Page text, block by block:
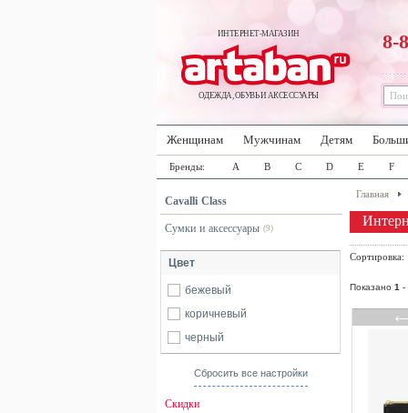
ИНТЕРНЕТ-МАГАЗИН
ОДЕЖДА, ОБУВЬ И АКСЕССУАРЫ
8-
Женщинам Мужчинам Детям
Бренды: A B C D E F
Cavalli Class
Сумки и аксессуары (9)
Цвет
бежевый
коричневый
черный
Сбросить все настройки
Скидки
Главная
Показано 1 -